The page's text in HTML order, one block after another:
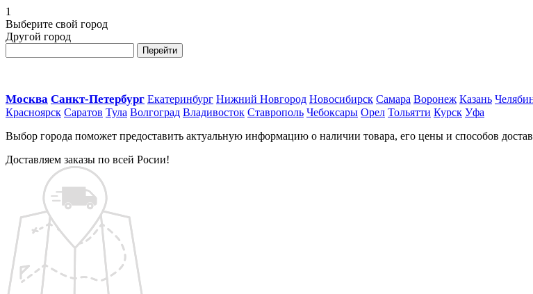
1
Выберите свой город
Другой город
Перейти
Москва Санкт-Петербург Екатеринбург Нижний Новгород Новосибирск Самара Воронеж Казань
Красноярск Саратов Тула Волгоград Владивосток Ставрополь Чебоксары Орел Тольятти Курск Уфа
Выбор города поможет предоставить актуальную информацию о наличии товара, его цены и способов
Доставляем заказы по всей Росии!